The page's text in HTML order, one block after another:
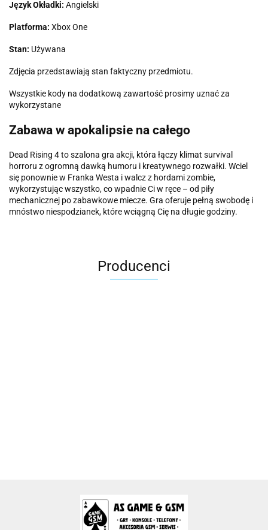
Język Okładki: Angielski
Platforma: Xbox One
Stan: Używana
Zdjęcia przedstawiają stan faktyczny przedmiotu.
Wszystkie kody na dodatkową zawartość prosimy uznać za
wykorzystane
Zabawa w apokalipsie na całego
Dead Rising 4 to szalona gra akcji, która łączy klimat survival
horroru z ogromną dawką humoru i kreatywnego rozwałki. Wciel
się ponownie w Franka Westa i walcz z hordami zombie,
wykorzystując wszystko, co wpadnie Ci w ręce – od piły
mechanicznej po zabawkowe miecze. Gra oferuje pełną swobodę i
mnóstwo niespodzianek, które wciągną Cię na długie godziny.
Producenci